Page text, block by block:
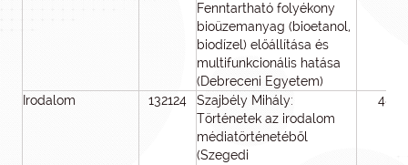
Fenntartható folyékony
bioüzemanyag (bioetanol,
biodízel) előállítása és
multifunkcionális hatása
(Debreceni Egyetem)
Irodalom 132124
Szajbély Mihály:
Történetek az irodalom
médiatörténetéből
(Szegedi
48